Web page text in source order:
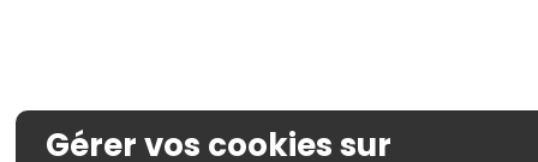
Gérer vos cookies sur